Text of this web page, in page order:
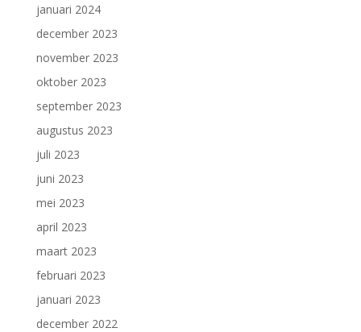
januari 2024
december 2023
november 2023
oktober 2023
september 2023
augustus 2023
juli 2023
juni 2023
mei 2023
april 2023
maart 2023
februari 2023
januari 2023
december 2022